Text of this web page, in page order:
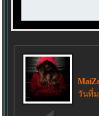
วันที่